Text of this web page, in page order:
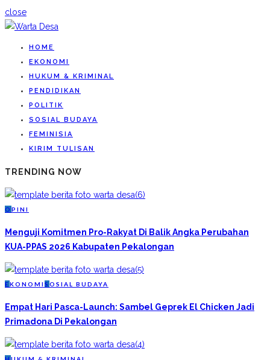
close
HOME
EKONOMI
HUKUM & KRIMINAL
PENDIDIKAN
POLITIK
SOSIAL BUDAYA
FEMINISIA
KIRIM TULISAN
TRENDING NOW
O PINI
Menguji Komitmen Pro-Rakyat Di Balik Angka Perubahan
KUA-PPAS 2026 Kabupaten Pekalongan
EKONOMI S OSIAL BUDAYA
Empat Hari Pasca-Launch: Sambel Geprek El Chicken Jadi
Primadona Di Pekalongan